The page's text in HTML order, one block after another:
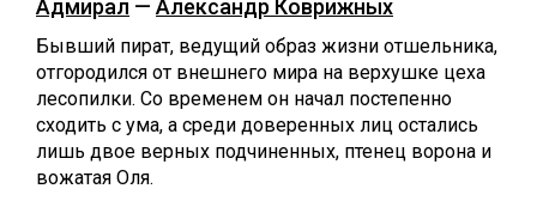
Адмирал — Александр Коврижных
Бывший пират, ведущий образ жизни отшельника,
отгородился от внешнего мира на верхушке цеха
лесопилки. Со временем он начал постепенно
сходить с ума, а среди доверенных лиц остались
лишь двое верных подчиненных, птенец ворона и
вожатая Оля.